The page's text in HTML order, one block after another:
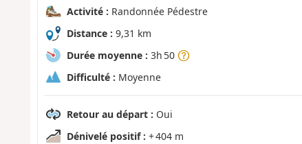
Activité : Randonnée Pédestre
Distance : 9,31 km
Durée moyenne : 3h 50
Difficulté : Moyenne
Retour au départ : Oui
Dénivelé positif : + 404 m